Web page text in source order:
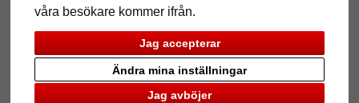
våra besökare kommer ifrån.
Jag accepterar
Jag avböjer
Ändra mina inställningar
Tillbaka